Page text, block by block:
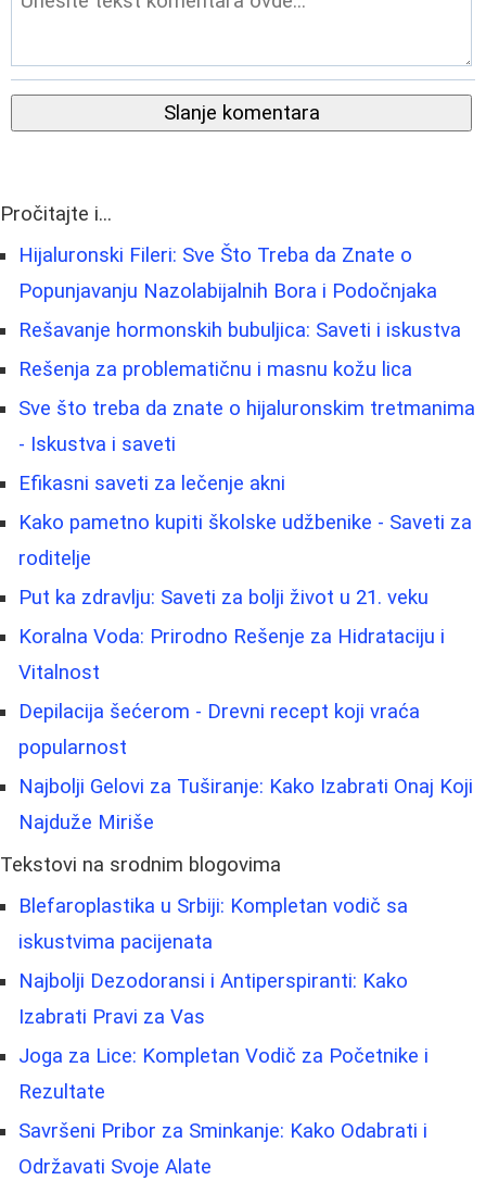
Slanje komentara
Pročitajte i...
Hijaluronski Fileri: Sve Što Treba da Znate o
Popunjavanju Nazolabijalnih Bora i Podočnjaka
Rešavanje hormonskih bubuljica: Saveti i iskustva
Rešenja za problematičnu i masnu kožu lica
Sve što treba da znate o hijaluronskim tretmanima
- Iskustva i saveti
Efikasni saveti za lečenje akni
Kako pametno kupiti školske udžbenike - Saveti za
roditelje
Put ka zdravlju: Saveti za bolji život u 21. veku
Koralna Voda: Prirodno Rešenje za Hidrataciju i
Vitalnost
Depilacija šećerom - Drevni recept koji vraća
popularnost
Najbolji Gelovi za Tuširanje: Kako Izabrati Onaj Koji
Najduže Miriše
Tekstovi na srodnim blogovima
Blefaroplastika u Srbiji: Kompletan vodič sa
iskustvima pacijenata
Najbolji Dezodoransi i Antiperspiranti: Kako
Izabrati Pravi za Vas
Joga za Lice: Kompletan Vodič za Početnike i
Rezultate
Savršeni Pribor za Sminkanje: Kako Odabrati i
Održavati Svoje Alate